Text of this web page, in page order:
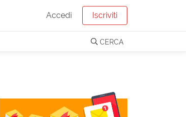
Accedi Iscriviti
CERCA